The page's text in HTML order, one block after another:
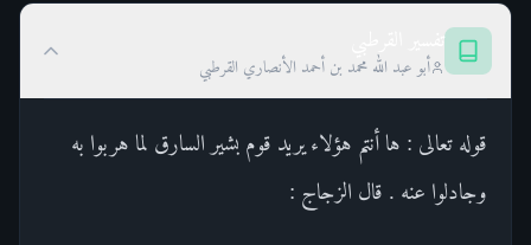
أبو عبد الله محمد بن أحمد الأنصاري القرطبي
قوله تعالى : ها أنتم هؤلاء يريد قوم بشير السارق لما هربوا به
وجادلوا عنه . قال الزجاج :